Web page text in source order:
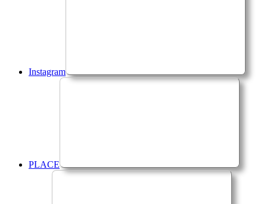
Instagram
PLACE